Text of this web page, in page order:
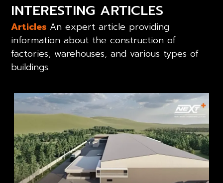
INTERESTING ARTICLES
Articles An expert article providing
information about the construction of
factories, warehouses, and various types of
buildings.